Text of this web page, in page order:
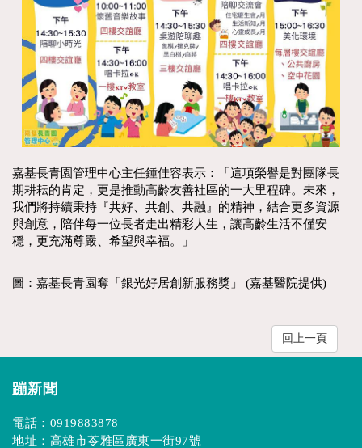
嘉基長青園管理中心主任鍾佳容表示：「這項榮譽是對團隊長
期耕耘的肯定，更是推動高齡友善社區的一大里程碑。未來，
我們將持續秉持『共好、共創、共融』的精神，結合更多資源
與創意，陪伴每一位長者走出精彩人生，讓高齡生活不僅安
穩，更充滿尊嚴、希望與幸福。」
圖：嘉基長青園奪「銀光好居創新服務獎」 (嘉基醫院提供)
回上一頁
蹦新聞
電話： 0919883878
地址：高雄市苓雅區廣東一街97號